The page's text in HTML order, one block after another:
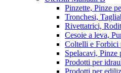
Pinzette, Pinze
Tronchesi,
Rivettatrici,
Cesoie a leva,
Coltelli e Forbici
Spelacavi, Pinze
Prodotti per
Prodotti per